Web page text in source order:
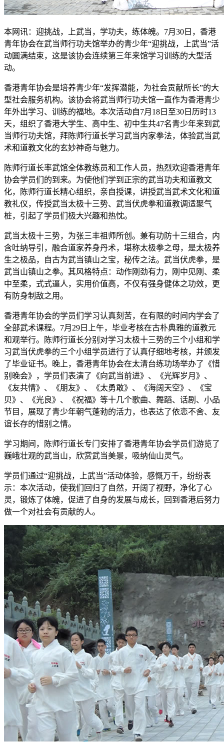
本网讯：迎挑战，上武当，学功夫，练体魄。7月30日，香港
青年协会在武当师行功夫馆举办的青少年“迎挑战，上武当”活
动圆满结束，这是该协会连续第三年来馆学习训练的大型活
动。
香港青年协会是培养青少年“发挥潜能，为社会贡献所长”的大
型社会服务机构。该协会将武当师行功夫馆一直作为香港青少
年外出学习、训练的福地。本次活动自7月18日至30日历时13
天，组织了香港大学生、高中生、初中生共47名青少年来到武
当师行功夫馆，拜陈师行道长学习武当内家拳法，体验武当武
术和道教文化的玄妙神奇与魅力。
陈师行道长率武馆全体教练员和工作人员，热烈欢迎香港青年
协会学员们的到来。为使他们学到正宗的武当功夫和道教文
化，陈师行道长精心组织，亲自授课，讲授武当武术文化和道
教礼仪，传授武当太极十三势、武当伏虎拳和道教调适聚气
桩，引起了学员们极大兴趣和热忱。
武当太极十三势，为张三丰祖师所创。兼有功防十三组合，内
含吐纳导引，融合道家养身丹术，堪称太极拳之母，是太极养
生之极品，自古为武当镇山之宝，秘传之法。武当伏虎拳，是
武当山镇山之拳。其风格特点：动作刚劲有力，刚中见刚、柔
中至柔，式式逼人，实用价值高，不仅有强身健体之功效，更
有防身制敌之用。
香港青年协会的学员们学习认真刻苦，在有限的时间内学会了
全部武术课程。7月29日上午，毕业考核在古朴典雅的道教元
和观举行。陈师行道长分别对学习太极十三势的三个小组和学
习武当伏虎拳的三个小组学员进行了认真仔细地考核，并颁发
了毕业证书。晚上，香港青年协会在太清台练功场举办了《惜
别晚会》，学员们表演了《向武当前进》、《光辉岁月》、
《友共情》、《朋友》、《太勇敢》、《海阔天空》、《宝
贝》、《光良》、《祝福》等十几个歌曲、舞蹈、话剧、小品
节目，展现了青少年朝气蓬勃的活力，也表达了依恋不舍、友
谊长存的惜别之情。
学习期间，陈师行道长专门安排了香港青年协会学员们游览了
巍峨壮观的武当山，欣赏武当美景，吸纳仙山灵气。
学员们通过“迎挑战，上武当”活动体验，感慨万千，纷纷表
示：本次活动，使我们回归了自然，开阔了视野，净化了心
灵，锻炼了体魄，促进了自身的发展与成长，回到香港后努力
做一个对社会有贡献的人。